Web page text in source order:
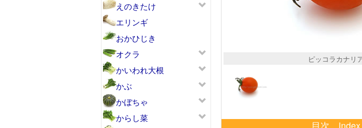
えのきたけ
エリンギ
おかひじき
オクラ
かいわれ大根
かぶ
かぼちゃ
からし菜
ピッコラカナリア ピッコラカナリ
目次 Index